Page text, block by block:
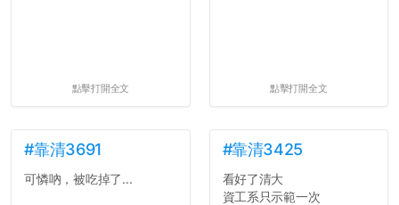
點擊打開全文 點擊打開全文
#靠清3691
可憐吶，被吃掉了...
#靠清3425
看好了清大
資工系只示範一次